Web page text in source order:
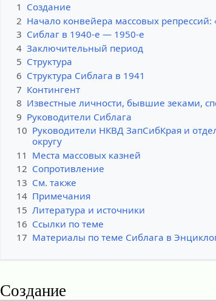
1 Создание
2 Начало конвейера массовых репрессий:
3 Сиблаг в 1940-е — 1950-е
4 Заключительный период
5 Структура
6 Структура Сиблага в 1941
7 Контингент
8 Известные личности, бывшие зеками,
9 Руководители Сиблага
10 Руководители НКВД ЗапСибКрая и
округу
11 Места массовых казней
12 Сопротивление
13 См. также
14 Примечания
15 Литература и источники
16 Ссылки по теме
17 Материалы по теме Сиблага в
Создание